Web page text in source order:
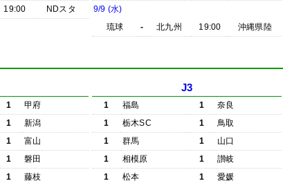
19:00 NDスタ
9/9 (水)
琉球
- 北九州 19:00 沖縄県陸
1
甲府
1
新潟
1
富山
1
磐田
1
藤枝
J3
1 福島 1
奈良
1
栃木SC 1
鳥取
1
群馬 1
山口
1
相模原 1
讃岐
1
松本 1
愛媛